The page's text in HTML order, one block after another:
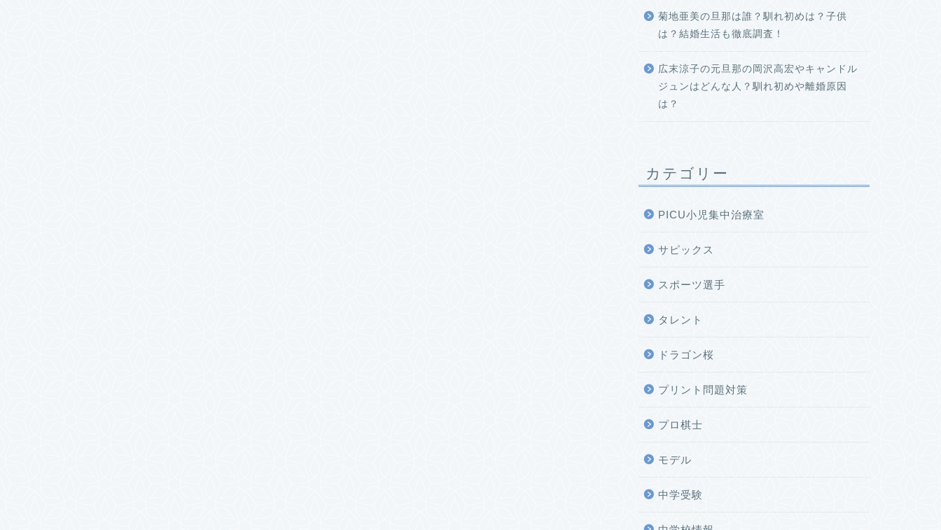
菊地亜美の旦那は誰？馴れ初めは？子供
は？結婚生活も徹底調査！
広末涼子の元旦那の岡沢高宏やキャンドル
ジュンはどんな人？馴れ初めや離婚原因
は？
カテゴリー
PICU小児集中治療室
サピックス
スポーツ選手
タレント
ドラゴン桜
プリント問題対策
プロ棋士
モデル
中学受験